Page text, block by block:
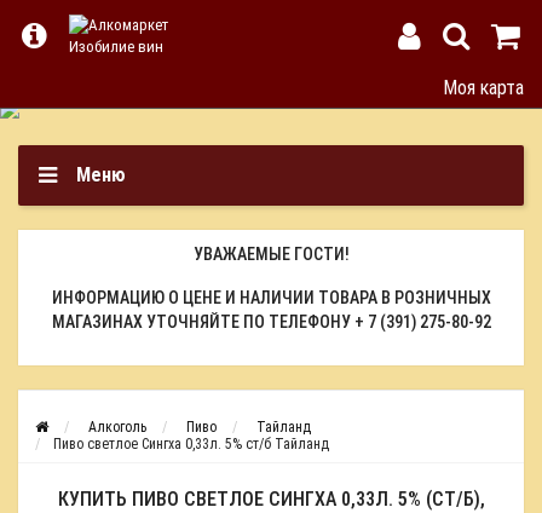
Моя карта
Меню
УВАЖАЕМЫЕ ГОСТИ!
ИНФОРМАЦИЮ О ЦЕНЕ И НАЛИЧИИ ТОВАРА В РОЗНИЧНЫХ
МАГАЗИНАХ УТОЧНЯЙТЕ ПО ТЕЛЕФОНУ + 7 (391) 275-80-92
Алкоголь Пиво
Тайланд
Пиво светлое Сингха 0,33л. 5% ст/б Тайланд
КУПИТЬ ПИВО СВЕТЛОЕ СИНГХА 0,33Л. 5% (СТ/Б),